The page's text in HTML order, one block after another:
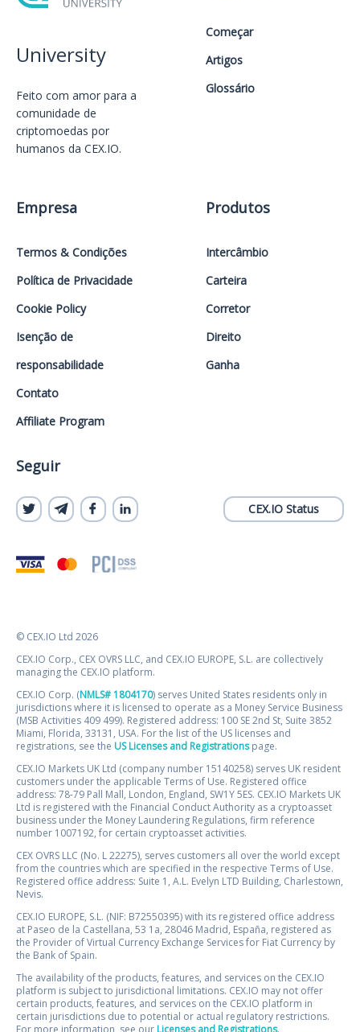
University
Feito com amor️ para a
comunidade de
criptomoedas por
humanos da CEX.IO.
Começar
Artigos
Glossário
Empresa
Termos & Condições
Política de Privacidade
Cookie Policy
Isenção de
responsabilidade
Contato
Affiliate Program
Produtos
Intercâmbio
Carteira
Corretor
Direito
Ganha
Seguir
CEX.IO Status
© CEX.IO Ltd 2026
CEX.IO Corp., CEX OVRS LLC, and CEX.IO EUROPE, S.L. are collectively
managing the CEX.IO platform.
CEX.IO Corp. (NMLS# 1804170) serves United States residents only in
jurisdictions where it is licensed to operate as a Money Service Business
(MSB Activities 409 499). Registered address: 100 SE 2nd St, Suite 3852
Miami, Florida, 33131, USA. For the list of the US licenses and
registrations, see the US Licenses and Registrationspage.
CEX.IO Markets UK Ltd (company number 15140258) serves UK resident
customers under the applicable Terms of Use. Registered office
address: 78-79 Pall Mall, London, England, SW1Y 5ES. CEX.IO Markets UK
Ltd is registered with the Financial Conduct Authority as a cryptoasset
business under the Money Laundering Regulations, firm reference
number 1007192, for certain cryptoasset activities.
CEX OVRS LLC (No. L 22275), serves customers all over the world except
from the countries which are specified in the respective Terms of Use.
Registered office address: Suite 1, A.L. Evelyn LTD Building, Charlestown,
Nevis.
CEX.IO EUROPE, S.L. (NIF: B72550395) with its registered office address
at Paseo de la Castellana, 53 1a, 28046 Madrid, España, registered as
the Provider of Virtual Currency Exchange Services for Fiat Currency by
the Bank of Spain.
The availability of the products, features, and services on the CEX.IO
platform is subject to jurisdictional limitations. CEX.IO may not offer
certain products, features, and services on the CEX.IO platform in
certain jurisdictions due to potential or actual regulatory restrictions.
For more information, see our Licenses and Registrations.